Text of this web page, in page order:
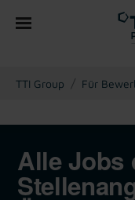
You are here:
TTI Group Für
Alle Jobs